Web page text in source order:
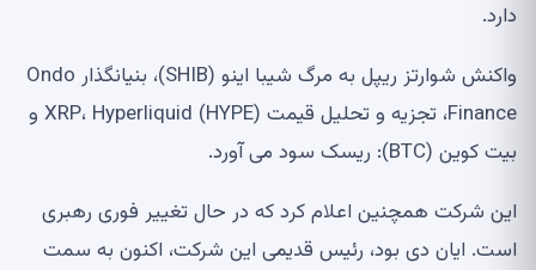
دارد.
واکنش شوارتز ریپل به مرگ شیبا اینو (SHIB)، بنیانگذار Ondo
Finance، تجزیه و تحلیل قیمت XRP، Hyperliquid (HYPE) و
بیت کوین (BTC): ریسک سود می آورد.
این شرکت همچنین اعلام کرد که در حال تغییر فوری رهبری
است. ایان دی بود، رئیس قدیمی این شرکت، اکنون به سمت